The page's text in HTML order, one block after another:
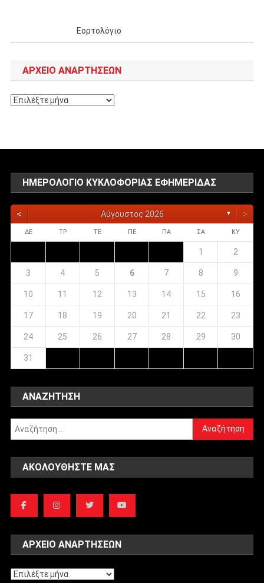
Εορτολόγιο
ΑΡΧΕΊΟ ΑΝΑΡΤΉΣΕΩΝ
Αρχείο
ΗΜΕΡΟΛΌΓΙΟ ΚΥΚΛΟΦΟΡΊΑΣ ΕΦΗΜΕΡΊΔΑΣ
< Αύγουστος 2026 ▼ >
ΔΕ ΤΡ ΤΕ ΠΕ ΠΑ ΣΑ ΚΥ
1 2
3 4 5 6 7 8 9
10 11 12 13 14 15 16
17 18 19 20 21 22 23
24 25 26 27 28 29 30
31
ΑΝΑΖΉΤΗΣΗ
Αναζήτηση
για:
ΑΚΟΛΟΥΘΉΣΤΕ ΜΑΣ
ΑΡΧΕΊΟ ΑΝΑΡΤΉΣΕΩΝ
Αρχείο